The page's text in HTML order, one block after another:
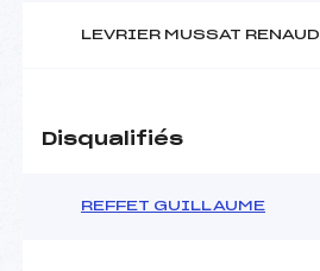
LEVRIER MUSSAT RENAUD
Disqualifiés
REFFET GUILLAUME